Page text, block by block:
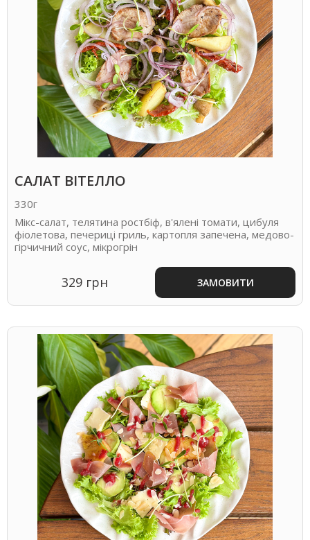
САЛАТ ВІТЕЛЛО
330г
Мікс-салат, телятина ростбіф, в'ялені томати, цибуля
фіолетова, печериці гриль, картопля запечена, медово-
гірчичний соус, мікрогрін
329 грн ЗАМОВИТИ